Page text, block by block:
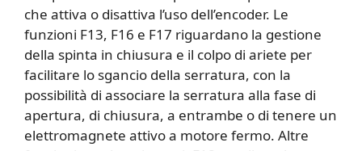
che attiva o disattiva l’uso dell’encoder. Le
funzioni F13, F16 e F17 riguardano la gestione
della spinta in chiusura e il colpo di ariete per
facilitare lo sgancio della serratura, con la
possibilità di associare la serratura alla fase di
apertura, di chiusura, a entrambe o di tenere un
elettromagnete attivo a motore fermo. Altre